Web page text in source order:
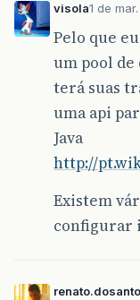
visola1 de
Pelo que
um pool de
terá suas
uma api
Java
http://
Existem
configurar